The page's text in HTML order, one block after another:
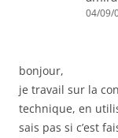
04/09/
bonjour,
je travail sur la
technique, en
sais pas si c’est